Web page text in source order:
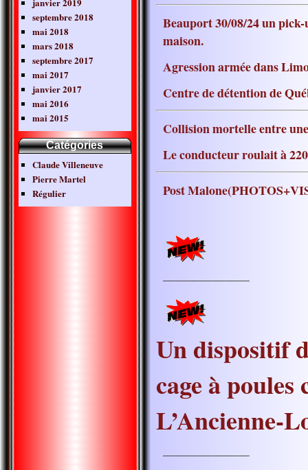
septembre 2018
mai 2018
mars 2018
septembre 2017
mai 2017
janvier 2017
mai 2016
mai 2015
Catégories
Claude Villeneuve
Pierre Martel
Régulier
Beauport 30/08/24 un
maison.
Agression armée dans
Centre de détention de
Collision mortelle entre
Le conducteur roulait à
Post
———————
Un dispositif
cage à poules
L’Ancienne-
———————